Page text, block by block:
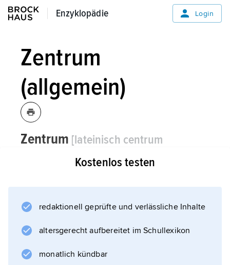
Enzyklopädie
Enzyklopädie Login
Zentrum
(allgemein)
Zentrum [lateinisch centrum
»Mittelpunkt«, von gleichbedeutend
griechisch kéntron, eigentlich
»(ein)stecken«]
allgemein:
Mitte, Mittelpunkt.
Kostenlos testen
redaktionell geprüfte und verlässliche Inhalte
altersgerecht aufbereitet im Schullexikon
monatlich kündbar